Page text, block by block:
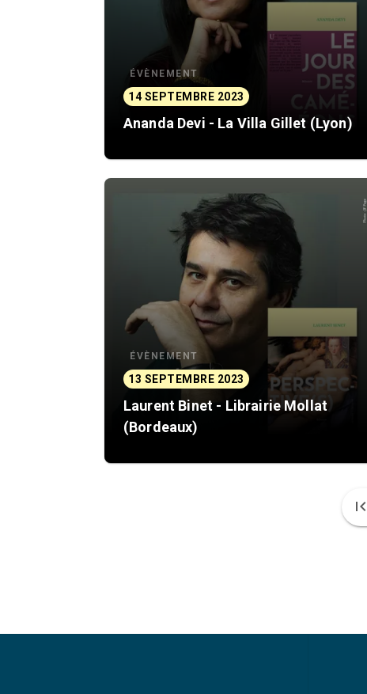
ÉVÈNEMENT
14 SEPTEMBRE 2023
Ananda Devi - La Villa Gillet (Lyon)
ÉVÈNEMENT
13 SEPTEMBRE 2023
Laurent Binet - Librairie Mollat
(Bordeaux)
first_page